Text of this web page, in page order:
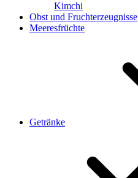
Kimchi
Obst und Fruchterzeugnisse
Meeresfrüchte
Getränke